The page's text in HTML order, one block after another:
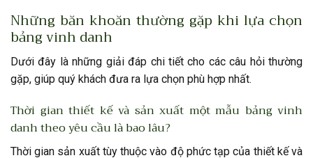
Những băn khoăn thường gặp khi lựa chọn
bảng vinh danh
Dưới đây là những giải đáp chi tiết cho các câu hỏi thường
gặp, giúp quý khách đưa ra lựa chọn phù hợp nhất.
Thời gian thiết kế và sản xuất một mẫu bảng vinh
danh theo yêu cầu là bao lâu?
Thời gian sản xuất tùy thuộc vào độ phức tạp của thiết kế và